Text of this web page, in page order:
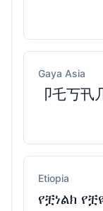
Gaya Asia
卩乇丂
Etiopia
የቿነልክ